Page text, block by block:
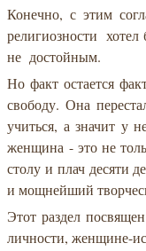
Конечно, с этим
религиозности
не достойным.
Но факт остается
свободу. Она
учиться, а значит у
женщина - это не
столу и плач десяти
и мощнейший
Этот раздел
личности, женщине-